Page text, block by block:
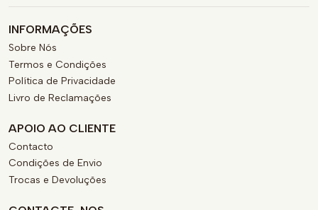
INFORMAÇÕES
Sobre Nós
Termos e Condições
Política de Privacidade
Livro de Reclamações
APOIO AO CLIENTE
Contacto
Condições de Envio
Trocas e Devoluções